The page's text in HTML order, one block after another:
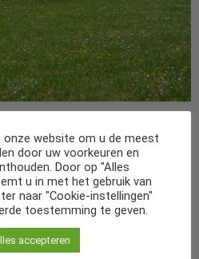
bij Portbail in de Manche op
2 km van de zandstranden van
ingerichte huis heeft een
u uitkijkt over de baai. De ligging
het levendige dorp, waar u
Ook zijn er enkele
dinsdagmorgen is er een
bent u vanuit uw
onze website om u de meest
door uw voorkeuren en
Door op "Alles
u in met het gebruik van
naar "Cookie-instellingen"
toestemming te geven.
accepteren